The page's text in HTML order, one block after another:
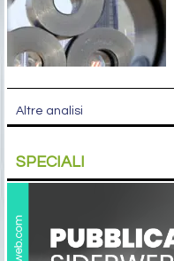
Altre analisi
SPECIALI